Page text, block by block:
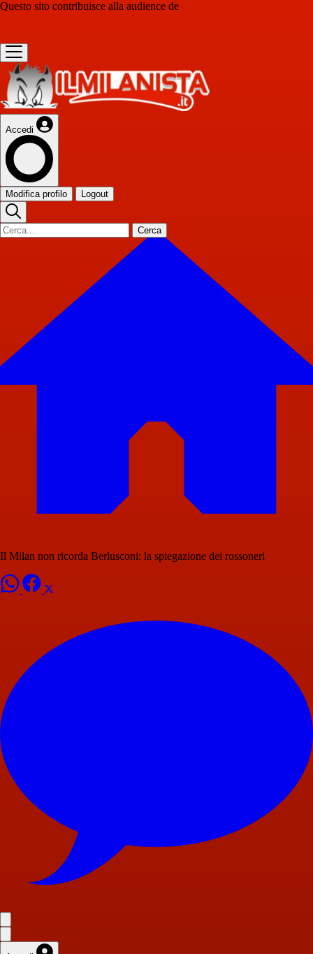
Questo sito contribuisce alla audience de
Accedi
Modifica profilo Logout
Cerca
Il Milan non ricorda Berlusconi: la spiegazione dei rossoneri